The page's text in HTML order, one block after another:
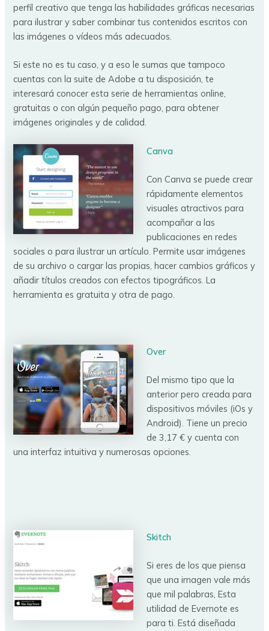
perfil creativo que tenga las habilidades gráficas necesarias
para ilustrar y saber combinar tus contenidos escritos con
las imágenes o vídeos más adecuados.
Si este no es tu caso, y a eso le sumas que tampoco
cuentas con la suite de Adobe a tu disposición, te
interesará conocer esta serie de herramientas online,
gratuitas o con algún pequeño pago, para obtener
imágenes originales y de calidad.
Canva
Con Canva se puede crear
rápidamente elementos
visuales atractivos para
acompañar a las
publicaciones en redes
sociales o para ilustrar un artículo. Permite usar imágenes
de su archivo o cargar las propias, hacer cambios gráficos y
añadir títulos creados con efectos tipográficos. La
herramienta es gratuita y otra de pago.
Over
Del mismo tipo que la
anterior pero creada para
dispositivos móviles (iOs y
Android). Tiene un precio
de 3,17 € y cuenta con
una interfaz intuitiva y numerosas opciones.
Skitch
Si eres de los que piensa
que una imagen vale más
que mil palabras, Esta
utilidad de Evernote es
para ti. Está diseñada